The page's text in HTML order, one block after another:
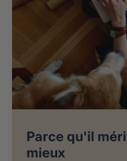
Parce qu'il
mieux